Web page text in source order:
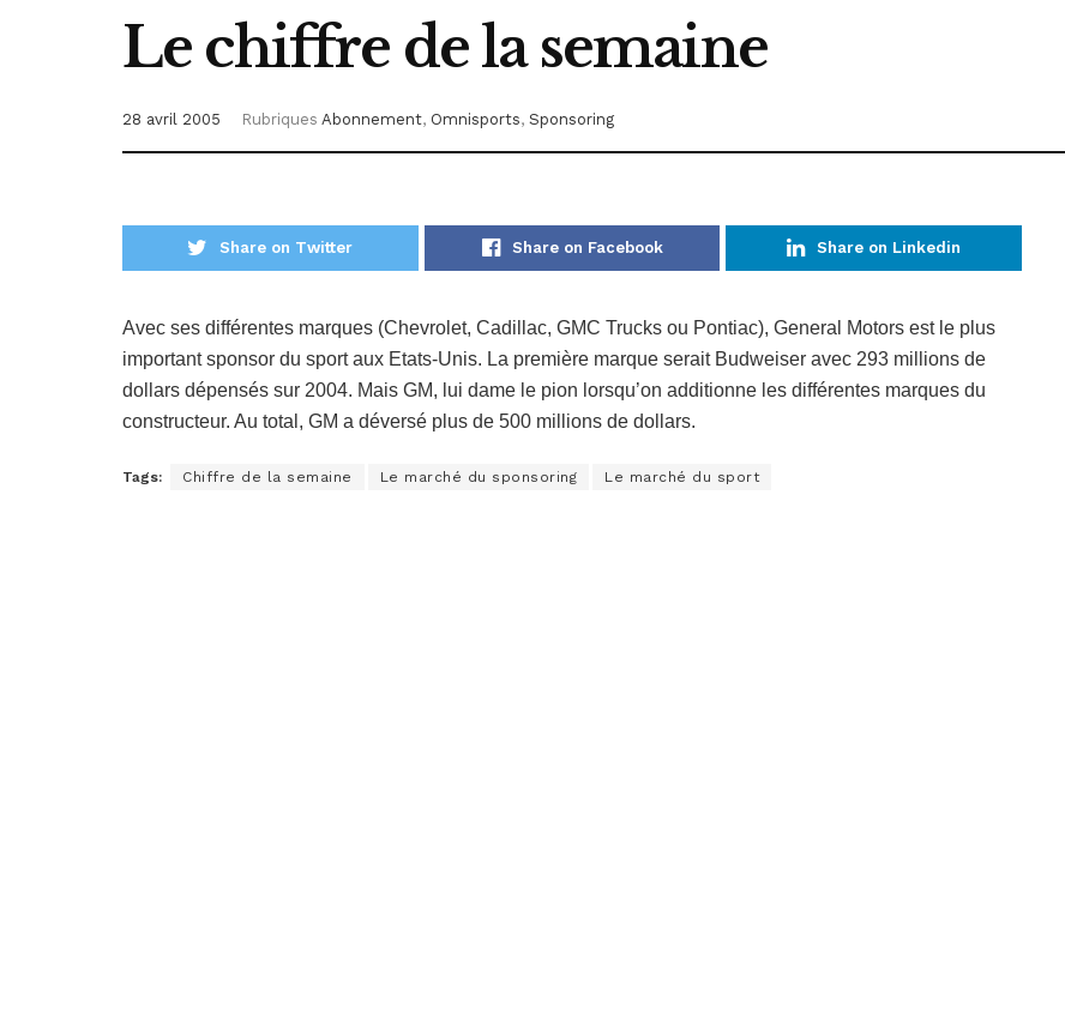
Le chiffre de la semaine
28 avril 2005 Rubriques Abonnement, Omnisports, Sponsoring
Share on Twitter Share on Facebook Share on Linkedin
Avec ses différentes marques (Chevrolet, Cadillac, GMC Trucks ou Pontiac), General Motors est le plus
important sponsor du sport aux Etats-Unis. La première marque serait Budweiser avec 293 millions de
dollars dépensés sur 2004. Mais GM, lui dame le pion lorsqu’on additionne les différentes marques du
constructeur. Au total, GM a déversé plus de 500 millions de dollars.
Tags: Chiffre de la semaine Le marché du sponsoring Le marché du sport